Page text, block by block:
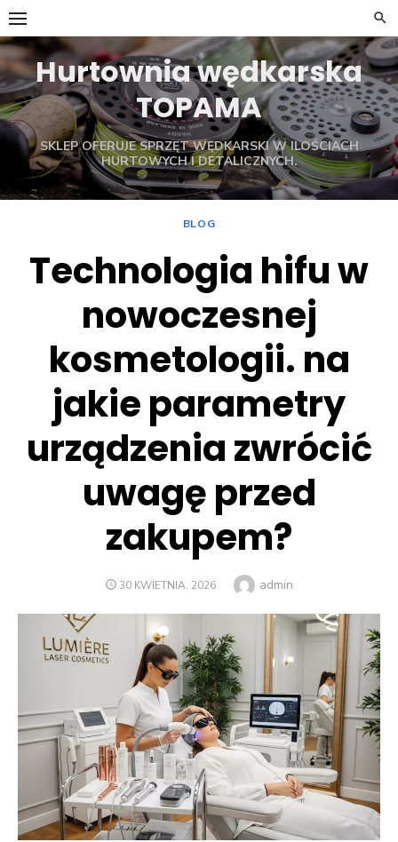
Skip
to
contentHurtownia wędkarska
TOPAMA
SKLEP OFERUJE SPRZĘT WĘDKARSKI W ILOŚCIACH
HURTOWYCH I DETALICZNYCH.
BLOG
Technologia hifu w
nowoczesnej
kosmetologii. na
jakie parametry
urządzenia zwrócić
uwagę przed
zakupem?
POSTED
30 KWIETNIA, 2026 Author
admin